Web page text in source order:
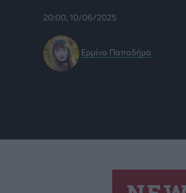
20:00, 10/06/2025
Ερμίνα Παπαδήμα